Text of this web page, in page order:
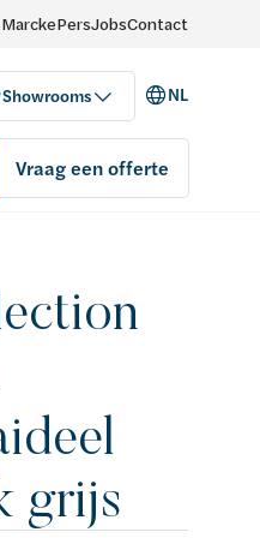
PersJobsContact
Showrooms NL
Vraag een offerte
grijs